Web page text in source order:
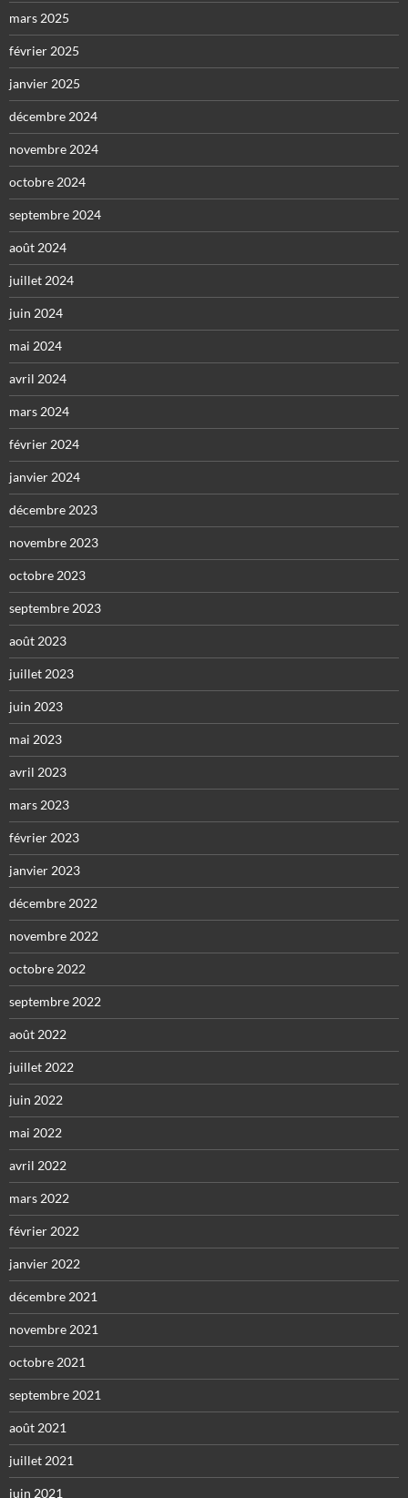
mars 2025
février 2025
janvier 2025
décembre 2024
novembre 2024
octobre 2024
septembre 2024
août 2024
juillet 2024
juin 2024
mai 2024
avril 2024
mars 2024
février 2024
janvier 2024
décembre 2023
novembre 2023
octobre 2023
septembre 2023
août 2023
juillet 2023
juin 2023
mai 2023
avril 2023
mars 2023
février 2023
janvier 2023
décembre 2022
novembre 2022
octobre 2022
septembre 2022
août 2022
juillet 2022
juin 2022
mai 2022
avril 2022
mars 2022
février 2022
janvier 2022
décembre 2021
novembre 2021
octobre 2021
septembre 2021
août 2021
juillet 2021
juin 2021